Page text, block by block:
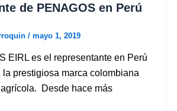
de PENAGOS en Perú
/ mayo 1, 2019
EIRL es el representante en Perú
prestigiosa marca colombiana
Desde hace más